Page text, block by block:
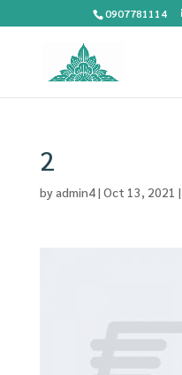
0907781114
2
byadmin4| Oct 13, 2021 |